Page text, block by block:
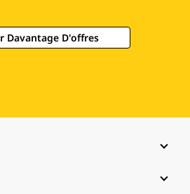
Davantage D'offres